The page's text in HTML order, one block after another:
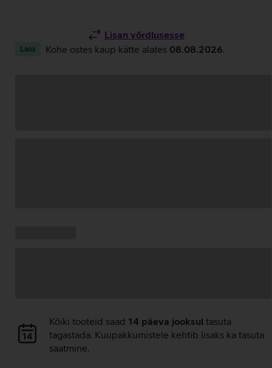
Lisan võrdlusesse
Laos Kohe ostes kaup kätte alates 08.08.2026
Andmete
laadimine
Kõiki tooteid saad 14 päeva jooksul tasuta
tagastada. Kuupakkumistele kehtib lisaks ka tasuta
saatmine.